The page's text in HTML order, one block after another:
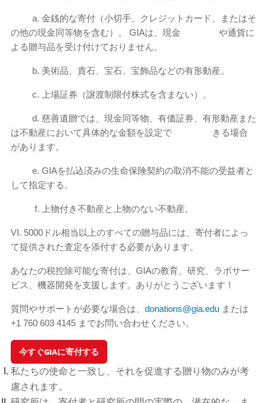
a. 金銭的な寄付（小切手、クレジットカード、またはそ
の他の現金同等物を含む）。 GIAは、現金 や通貨に
よる贈与品を受け付けておりません。
b. 美術品、貴石、宝石、宝飾品などの有形動産。
c. 上場証券（譲渡制限付株式を含まない）。
d. 慈善遺贈では、現金同等物、有価証券、有形動産また
は不動産において具体的な金額を設定で きる場合
があります。
e. GIAを払込済みの生命保険契約の取消不能の受益者と
して指定する。
f. 上物付き不動産と上物のない不動産。
VI. 5000ドル相当以上のすべての贈与品には、寄付者によっ
て提供された査定を添付する必要があります。
あなたの税控除可能な寄付は、GIAの教育、研究、ラボサー
ビス、機器開発を支援します。ありがとうございます！
質問やサポートが必要な場合は、 donations@gia.edu または
+1 760 603 4145 までお問い合わせください。
今すぐGIAに寄付する
私たちの使命と一致し、それを促進する贈り物のみが考
慮されます。